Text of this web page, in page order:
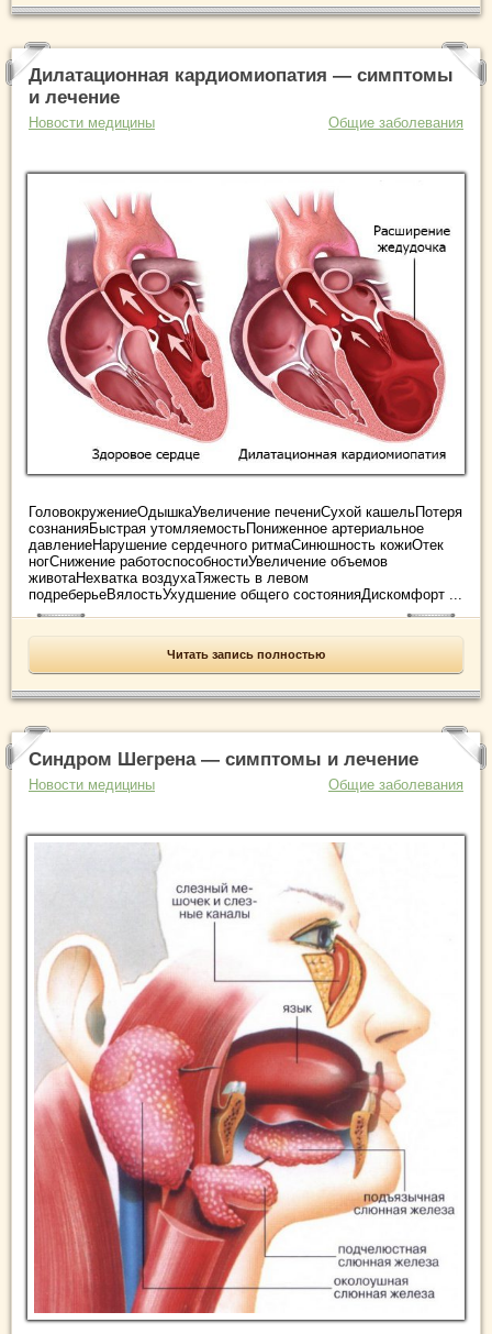
Дилатационная кардиомиопатия — симптомы
и лечение
Новости медицины Общие заболевания
ГоловокружениеОдышкаУвеличение печениСухой кашельПотеря
сознанияБыстрая утомляемостьПониженное артериальное
давлениеНарушение сердечного ритмаСинюшность кожиОтек
ногСнижение работоспособностиУвеличение объемов
животаНехватка воздухаТяжесть в левом
подреберьеВялостьУхудшение общего состоянияДискомфорт ...
Читать запись полностью
Синдром Шегрена — симптомы и лечение
Новости медицины Общие заболевания